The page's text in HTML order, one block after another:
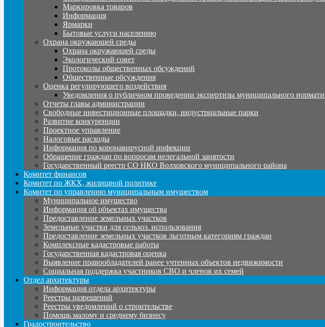
Маркировка товаров
Информация
Ярмарки
Бытовые услуги населению
Охрана окружающей среды
Охрана окружающей среды
Экологический совет
Протоколы общественных обсуждений
Общественные обсуждения
Оценка регулирующего воздействия
Уведомления о публичном проведении экспертизы муниципального
Отчеты главы администрации
Свободные инвестиционные площадки, индустриальные парки
Развитие конкуренции
Проектное управление
Налоговые расходы
Информация по коронавирусной инфекции
Обращение граждан по вопросам нелегальной занятости
Государственный реестр СО НКО Волховского муниципального района
Комитет финансов
Комитет по ЖКХ, жилищной политике
Комитет по управлению муниципальным имуществом
Муниципальное имущество
Информация об объектах имущества
Предоставление земельных участков
Земельные участки для сельхоз. использования
Предоставление земельных участков льготным категориям граждан
Комплексные кадастровые работы
Государственная кадастровая оценка
Выявление правообладателей ранее учтенных объектов недвижимости
Социальная поддержка участников СВО и членов их семей
Отдел архитектуры
Информация отдела архитектуры
Реестры разрешений
Реестры уведомлений о строительстве
Помощь малому и среднему бизнесу
Градостроительство